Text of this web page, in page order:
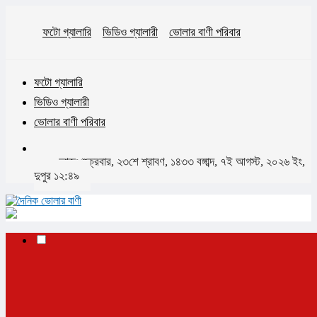
ফটো গ্যালারি ভিডিও গ্যালারী ভোলার বাণী পরিবার
ফটো গ্যালারি
ভিডিও গ্যালারী
ভোলার বাণী পরিবার
আজঃ শুক্রবার, ২৩শে শ্রাবণ, ১৪৩৩ বঙ্গাব্দ, ৭ই আগস্ট, ২০২৬ ইং,
দুপুর ১২:৪৯
✕